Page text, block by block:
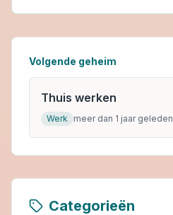
Volgende geheim
Thuis werken
Werk meer dan 1 jaar geleden
Categorieën